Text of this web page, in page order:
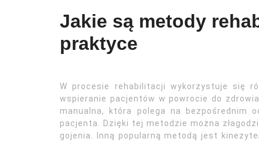
Jakie są metody
praktyce
W procesie rehabilitacji wykorzystuje się
wspieranie pacjentów w powrocie do
manualna, która polega na bezpośrednim
pacjenta. Dzięki tej metodzie można
gojenia. Inną popularną metodą jest